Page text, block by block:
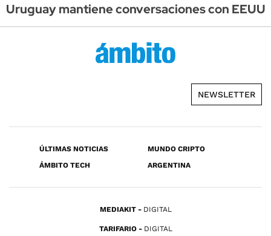
Uruguay mantiene conversaciones con
NEWSLETTER
ÚLTIMAS NOTICIAS
MUNDO CRIPTO
ÁMBITO TECH
ARGENTINA
MEDIAKIT DIGITAL
TARIFARIO DIGITAL